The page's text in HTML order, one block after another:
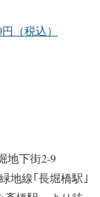
（税込）
地下街2-9
地線｢長堀橋駅｣